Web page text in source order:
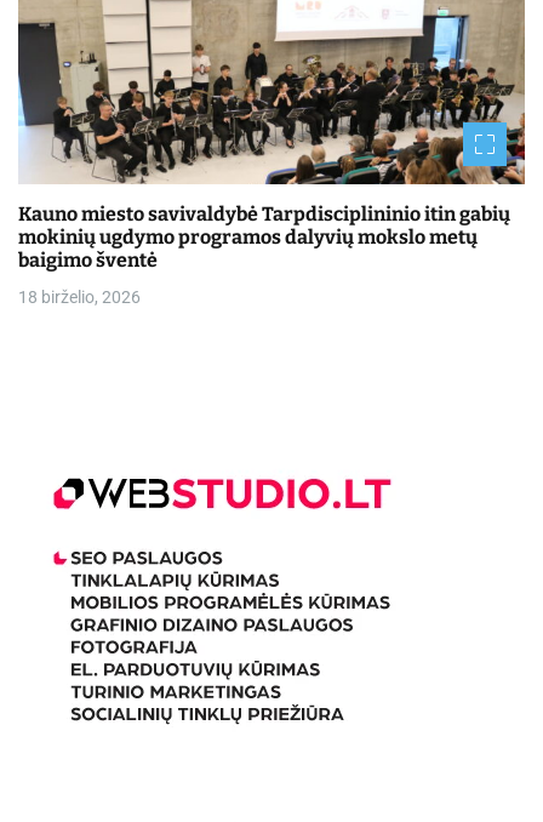
Kauno miesto savivaldybė Tarpdisciplininio itin gabių
mokinių ugdymo programos dalyvių mokslo metų
baigimo šventė
18 birželio, 2026